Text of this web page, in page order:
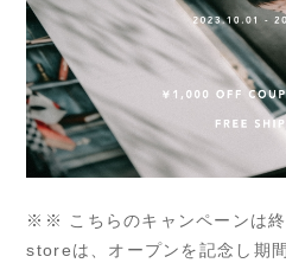
※※ こちらのキャンペーンは
storeは、オープンを記念し期